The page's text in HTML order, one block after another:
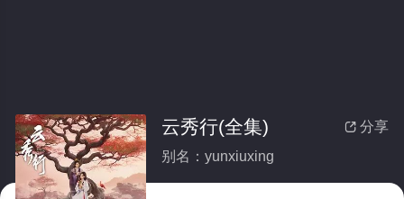
 分享
云秀行(全集)
别名：yunxiuxing